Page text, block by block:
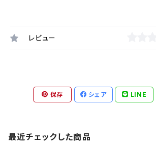
レビュー
保存 シェア LINE
最近チェックした商品